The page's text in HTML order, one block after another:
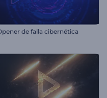
de falla cibernética